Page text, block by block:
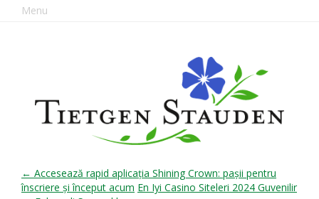
Menu
← Accesează rapid aplicația Shining Crown: pașii pentru
înscriere și început acum En Iyi Casino Siteleri 2024 Guvenilir